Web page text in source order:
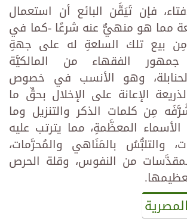
فإن تَيَقَّن البائع أن استعمال
مما هو منهيٌّ عنه شرعًا -كما في
مِن بيع تلك السلعةِ له على جهةِ
جمهور الفقهاء من المالكيَّة
وهو الأنسب في خصوص
الإعانة على الإخلال بحقِّ ما
مِن كلمات الذكر والتنزيل وما
المعظَّمةِ، مما يترتب عليه
والتلبُّسُ بالمَنَاهي والمُحرَّمات،
من النفوس، وقلة الحرص